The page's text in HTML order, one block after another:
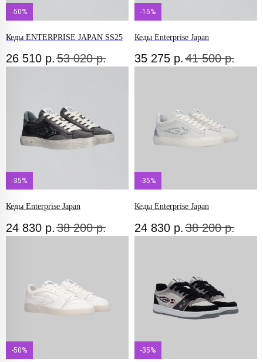
-50%
Кеды ENTERPRISE JAPAN SS25
26 510 р. 53 020 р.
-15%
Кеды Enterprise Japan
35 275 р. 41 500 р.
-35%
Кеды Enterprise Japan
24 830 р. 38 200 р.
-35%
Кеды Enterprise Japan
24 830 р. 38 200 р.
-50% -35%